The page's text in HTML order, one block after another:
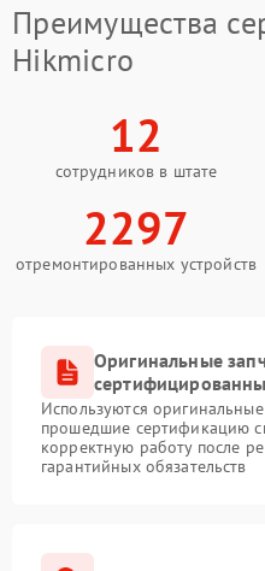
Преимущества
Hikmicro
12
сотрудников в штате
2297
отремонтированных устройств
Оригинальные
Используются
прошедшие сертификацию
корректную работу после
гарантийных обязательств